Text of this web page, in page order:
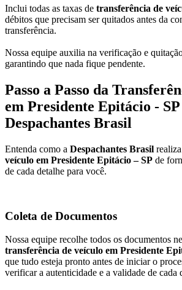
Inclui todas as taxas de transferência de
débitos que precisam ser quitados antes da
transferência.
Nossa equipe auxilia na verificação e
garantindo que nada fique pendente.
Passo a Passo da
em Presidente Epitácio - SP
Despachantes Brasil
Entenda como a Despachantes Brasil
veículo em Presidente Epitácio – SP de
de cada detalhe para você.
Coleta de Documentos
Nossa equipe recolhe todos os documentos
transferência de veículo em Presidente
que tudo esteja pronto antes de iniciar o
verificar a autenticidade e a validade de cada